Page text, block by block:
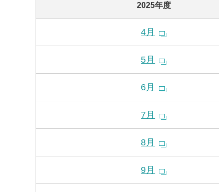
2025年度
4月
5月
6月
7月
8月
9月